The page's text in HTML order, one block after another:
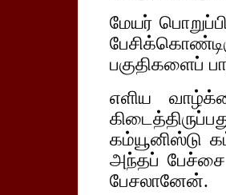
மேயர்
பகுதிகளைப்
எளிய
கம்யூனிஸ்டு
அந்தப் பேச்சை
பேசலானேன்.